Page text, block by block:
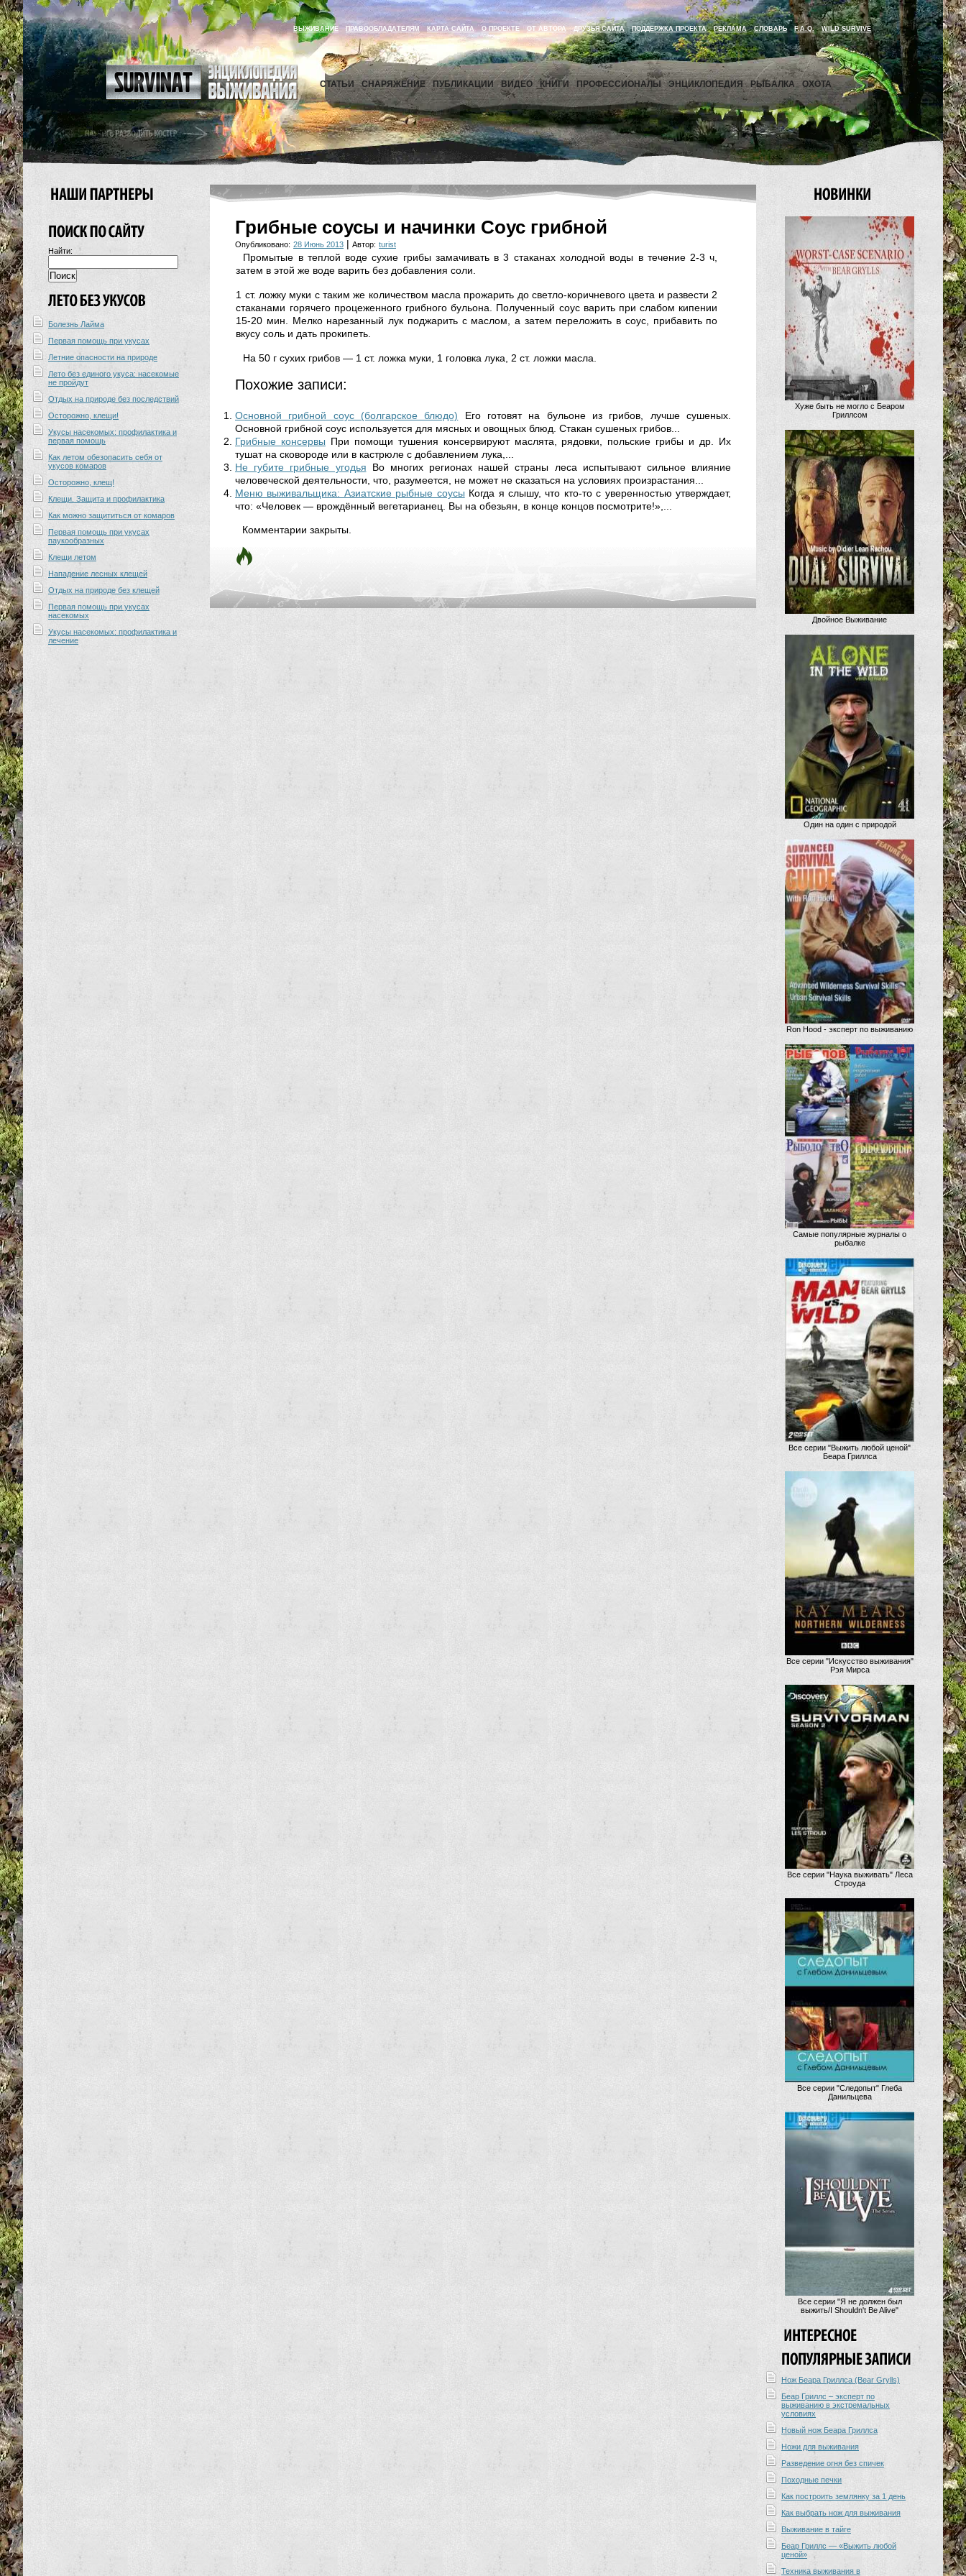
ВЫЖИВАНИЕ ПРАВООБЛАДАТЕЛЯМ КАРТА САЙТА О ПРОЕКТЕ ОТ АВТОРА ДРУЗЬЯ САЙТА ПОДДЕРЖКА ПРОЕКТА РЕКЛАМА СЛОВАРЬ F.A.Q. WILD SURVIVE
СТАТЬИ СНАРЯЖЕНИЕ ПУБЛИКАЦИИ ВИДЕО КНИГИ ПРОФЕССИОНАЛЫ ЭНЦИКЛОПЕДИЯ РЫБАЛКА ОХОТА
Найти:
Болезнь Лайма
Первая помощь при укусах
Летние опасности на природе
Лето без единого укуса: насекомые
не пройдут
Отдых на природе без последствий
Осторожно, клещи!
Укусы насекомых: профилактика и
первая помощь
Как летом обезопасить себя от
укусов комаров
Осторожно, клещ!
Клещи. Защита и профилактика
Как можно защититься от комаров
Первая помощь при укусах
паукообразных
Клещи летом
Нападение лесных клещей
Отдых на природе без клещей
Первая помощь при укусах
насекомых
Укусы насекомых: профилактика и
лечение
Грибные соусы и начинки Соус грибной
Опубликовано: 28 Июнь 2013 | Автор: turist
Промытые в теплой воде сухие грибы замачивать в 3 стаканах холодной воды в течение 2-3 ч,
затем в этой же воде варить без добавления соли.
1 ст. ложку муки с таким же количеством масла прожарить до светло-коричневого цвета и развести 2
стаканами горячего процеженного грибного бульона. Полученный соус варить при слабом кипении
15-20 мин. Мелко нарезанный лук поджарить с маслом, а затем переложить в соус, прибавить по
вкусу соль и дать прокипеть.
На 50 г сухих грибов — 1 ст. ложка муки, 1 головка лука, 2 ст. ложки масла.
Похожие записи:
Основной грибной соус (болгарское блюдо)
Его готовят на бульоне из грибов, лучше сушеных.
Основной грибной соус используется для мясных и овощных блюд. Стакан сушеных грибов...
Грибные консервы При помощи тушения консервируют маслята, рядовки, польские грибы и др. Их
тушат на сковороде или в кастрюле с добавлением лука,...
Не губите грибные угодья
Во многих регионах нашей страны леса испытывают сильное влияние
человеческой деятельности, что, разумеется, не может не сказаться на условиях произрастания...
Меню выживальщика: Азиатские рыбные соусы Когда я слышу, что кто-то с уверенностью утверждает,
что: «Человек — врождённый вегетарианец. Вы на обезьян, в конце концов посмотрите!»,...
Комментарии закрыты.
Хуже быть не могло с Беаром
Гриллсом
Двойное Выживание
Один на один с природой
Ron Hood - эксперт по выживанию
Самые популярные журналы о
рыбалке
Все серии "Выжить любой ценой"
Беара Гриллса
Все серии "Искусство выживания"
Рэя Мирса
Все серии "Наука выживать" Леса
Строуда
Все серии "Следопыт" Глеба
Данильцева
Все серии "Я не должен был
выжить/I Shouldn't Be Alive"
Нож Беара Гриллса (Bear Grylls)
Беар Гриллс – эксперт по
выживанию в экстремальных
условиях
Новый нож Беара Гриллса
Ножи для выживания
Разведение огня без спичек
Походные печки
Как построить землянку за 1 день
Как выбрать нож для выживания
Выживание в тайге
Беар Гриллс — «Выжить любой
ценой»
Техника выживания в